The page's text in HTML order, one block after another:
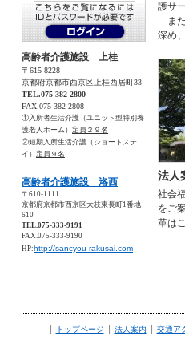
高齢者介護施設 上桂
〒615-8228
京都府京都市西京区上桂西居町33
TEL.075-382-2800
FAX.075-382-2808
①入所者生活介護（ユニット型特別養
護老人ホーム） 定員２９名
②短期入所生活介護（ショートステ
イ） 定員９名
高齢者介護施設 洛西
〒610-1111
京都府京都市西京区大枝東長町1番地
610
TEL.075-333-9191
FAX.075-333-9190
HP:http://sancyou-rakusai.com
護サ
また
深め
法人
社会
をご
革は
トップページ 法人案内 交通ア